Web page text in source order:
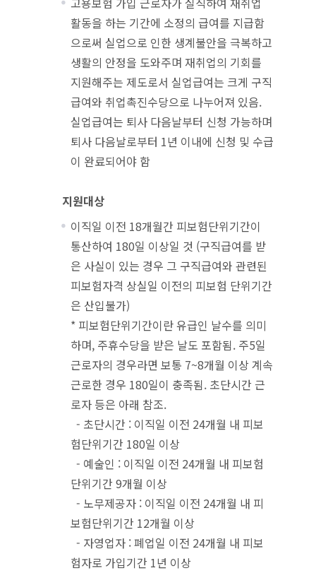
활동을 하는 기간에 소정의 급여를 지급함
으로써 실업으로 인한 생계불안을 극복하고
생활의 안정을 도와주며 재취업의 기회를
지원해주는 제도로서 실업급여는 크게 구직
급여와 취업촉진수당으로 나누어져 있음.
실업급여는 퇴사 다음날부터 신청 가능하며
퇴사 다음날로부터 1년 이내에 신청 및 수급
이 완료되어야 함
지원대상
이직일 이전 18개월간 피보험단위기간이
통산하여 180일 이상일 것 (구직급여를 받
은 사실이 있는 경우 그 구직급여와 관련된
피보험자격 상실일 이전의 피보험 단위기간
은 산입불가)
* 피보험단위기간이란 유급인 날수를 의미
하며, 주휴수당을 받은 날도 포함됨. 주5일
근로자의 경우라면 보통 7~8개월 이상 계속
근로한 경우 180일이 충족됨. 초단시간 근
로자 등은 아래 참조.
- 초단시간 : 이직일 이전 24개월 내 피보
험단위기간 180일 이상
- 예술인 : 이직일 이전 24개월 내 피보험
단위기간 9개월 이상
- 노무제공자 : 이직일 이전 24개월 내 피
보험단위기간 12개월 이상
- 자영업자 : 폐업일 이전 24개월 내 피보
험자로 가입기간 1년 이상